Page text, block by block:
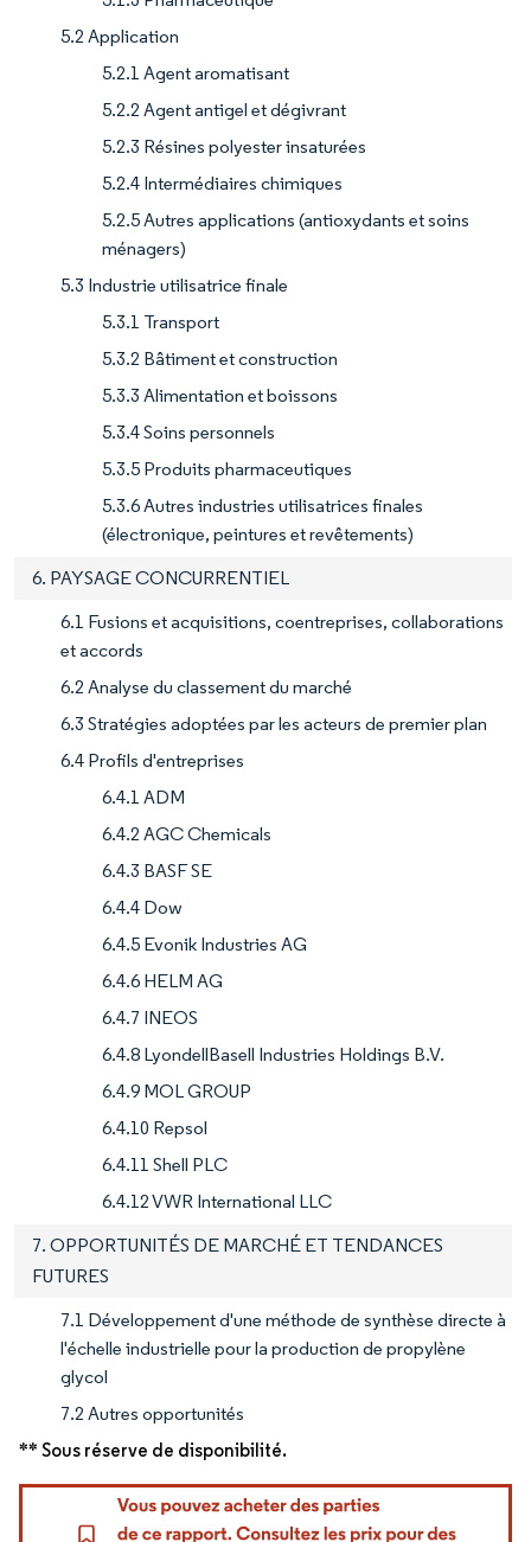
5.2 Application
5.2.1 Agent aromatisant
5.2.2 Agent antigel et dégivrant
5.2.3 Résines polyester insaturées
5.2.4 Intermédiaires chimiques
5.2.5 Autres applications (antioxydants et soins
ménagers)
5.3 Industrie utilisatrice finale
5.3.1 Transport
5.3.2 Bâtiment et construction
5.3.3 Alimentation et boissons
5.3.4 Soins personnels
5.3.5 Produits pharmaceutiques
5.3.6 Autres industries utilisatrices finales
(électronique, peintures et revêtements)
6. PAYSAGE CONCURRENTIEL
6.1 Fusions et acquisitions, coentreprises, collaborations
et accords
6.2 Analyse du classement du marché
6.3 Stratégies adoptées par les acteurs de premier plan
6.4 Profils d'entreprises
6.4.1 ADM
6.4.2 AGC Chemicals
6.4.3 BASF SE
6.4.4 Dow
6.4.5 Evonik Industries AG
6.4.6 HELM AG
6.4.7 INEOS
6.4.8 LyondellBasell Industries Holdings B.V.
6.4.9 MOL GROUP
6.4.10 Repsol
6.4.11 Shell PLC
6.4.12 VWR International LLC
7. OPPORTUNITÉS DE MARCHÉ ET TENDANCES
FUTURES
7.1 Développement d'une méthode de synthèse directe à
l'échelle industrielle pour la production de propylène
glycol
7.2 Autres opportunités
** Sous réserve de disponibilité.